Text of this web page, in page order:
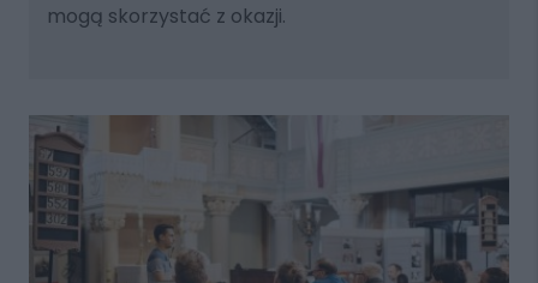
mogą skorzystać z okazji.